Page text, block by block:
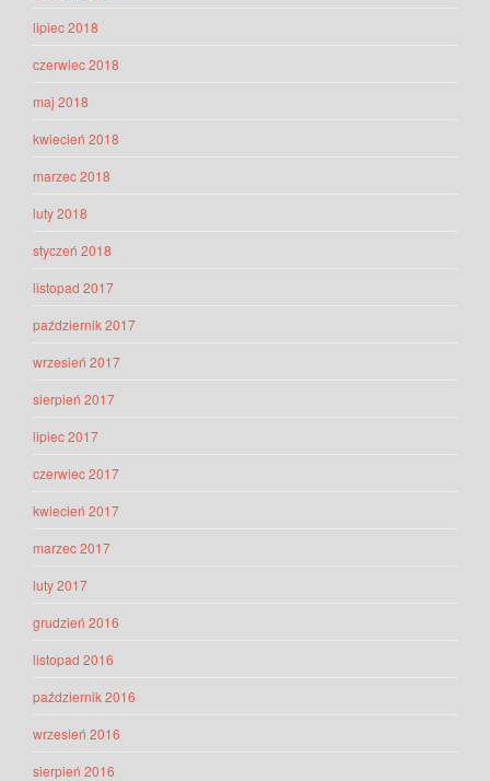
lipiec 2018
czerwiec 2018
maj 2018
kwiecień 2018
marzec 2018
luty 2018
styczeń 2018
listopad 2017
październik 2017
wrzesień 2017
sierpień 2017
lipiec 2017
czerwiec 2017
kwiecień 2017
marzec 2017
luty 2017
grudzień 2016
listopad 2016
październik 2016
wrzesień 2016
sierpień 2016